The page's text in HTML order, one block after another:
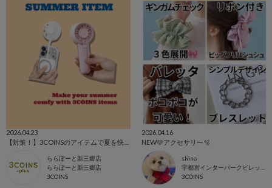
2026.04.23
ららぽーと新三郷店
ららぽーと新三郷店
3COINS
2026.04.16
NEW🩵アクセサリー🫧
shino
3COINS